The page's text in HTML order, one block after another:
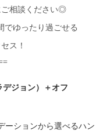
ご相談ください◎
でゆったり過ごせる
ス！
ジョン）＋オフ
ーションから選べるハン